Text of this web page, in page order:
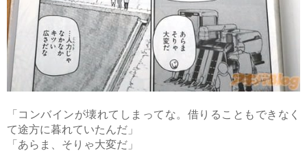
「コンバインが壊れてしまってな。借りることもできなく
て途方に暮れていたんだ」
「あらま、そりゃ大変だ」